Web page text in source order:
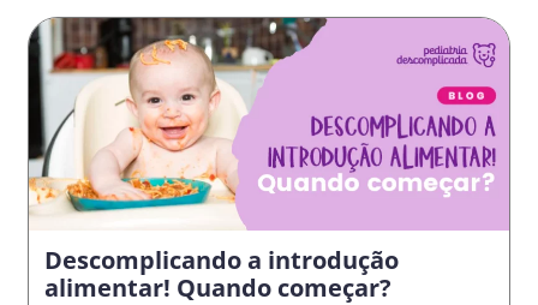
Descomplicando a introdução
alimentar! Quando começar?